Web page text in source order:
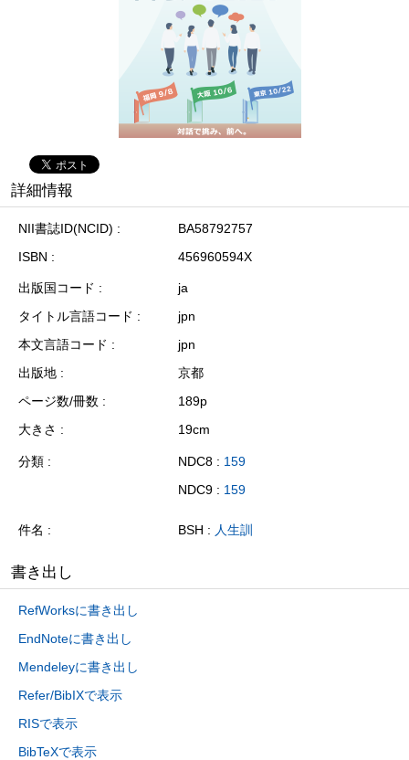
詳細情報
NII書誌ID(NCID)
BA58792757
ISBN
456960594X
出版国コード
ja
タイトル言語コード
jpn
本文言語コード
jpn
出版地
京都
ページ数/冊数
189p
大きさ
19cm
分類 NDC8 : 159
NDC9 : 159
件名 BSH : 人生訓
書き出し
RefWorksに書き出し
EndNoteに書き出し
Mendeleyに書き出し
Refer/BibIXで表示
RISで表示
BibTeXで表示